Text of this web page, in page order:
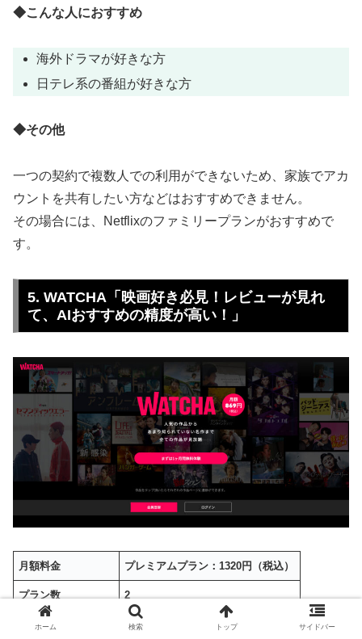
◆こんな人におすすめ
海外ドラマが好きな方
日テレ系の番組が好きな方
◆その他
一つの契約で複数人での利用ができないため、家族でアカ
ウントを共有したい方などはおすすめできません。
その場合には、Netflixのファミリープランがおすすめで
す。
5. WATCHA「映画好き必見！レビューが見れ
て、AIおすすめの精度が高い！」
月額料金 プレミアムプラン：1320円 （税込）
プラン数 2
配信作品数 非公開
ホーム 検索 トップ サイドバー